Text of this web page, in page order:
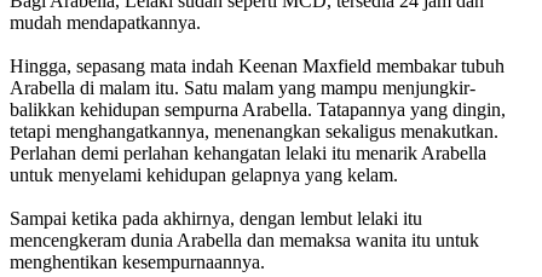
mudah mendapatkannya.
Hingga, sepasang mata indah Keenan Maxfield membakar tubuh
Arabella di malam itu. Satu malam yang mampu menjungkir-
balikkan kehidupan sempurna Arabella. Tatapannya yang dingin,
tetapi menghangatkannya, menenangkan sekaligus menakutkan.
Perlahan demi perlahan kehangatan lelaki itu menarik Arabella
untuk menyelami kehidupan gelapnya yang kelam.
Sampai ketika pada akhirnya, dengan lembut lelaki itu
mencengkeram dunia Arabella dan memaksa wanita itu untuk
menghentikan kesempurnaannya.